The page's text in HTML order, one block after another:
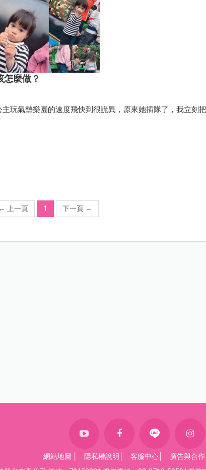
麼做？
玩氣墊樂園的速度飛快到很詭異，原來她插隊了，我立刻
← 上一頁 1 下一頁 →
網站地圖 隱私權說明 客服中心 廣告與合作